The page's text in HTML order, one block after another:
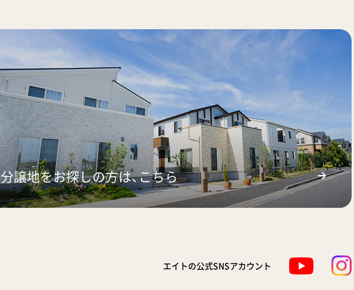
分譲地をお探しの方は、こちら
エイトの公式SNSアカウント